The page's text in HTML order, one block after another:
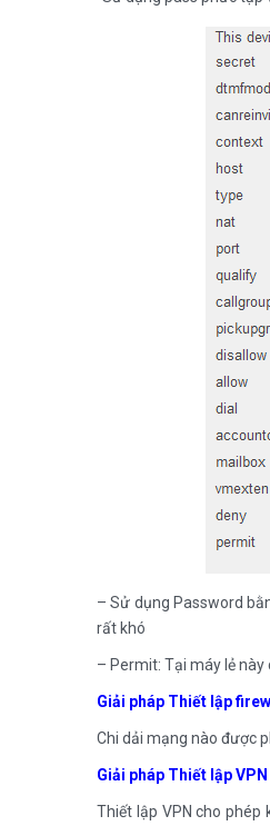
– Sử dụng Password
rất khó
– Permit: Tại máy lẻ
Giải pháp Thiết lập
Chi dải mạng nào được
Giải pháp Thiết lập VPN
Thiết lập VPN cho phép